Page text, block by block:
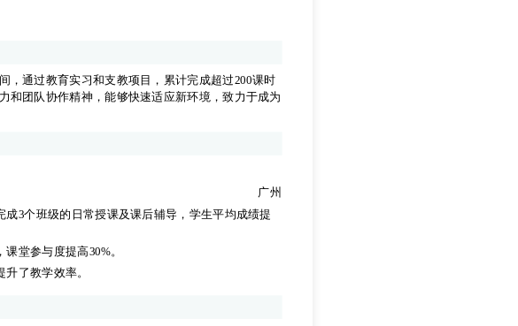
，通过教育实习和支教项目，累计完成超过200课时
和团队协作精神，能够快速适应新环境，致力于成为
广州
3个班级的日常授课及课后辅导，学生平均成绩提
堂参与度提高30%。
了教学效率。
通过教育实习和支教项目，累计完成超过200课时
团队协作精神，能够快速适应新环境，致力于成为
3个班级的日常授课及课后辅导，学生平均成绩提